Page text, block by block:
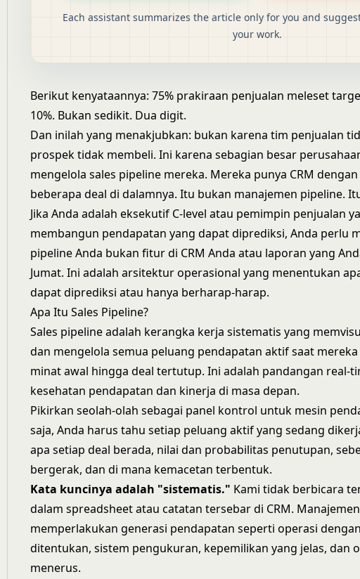
Each assistant summarizes the article only for you and
your work.
Berikut kenyataannya: 75% prakiraan penjualan meleset
10%. Bukan sedikit. Dua digit.
Dan inilah yang menakjubkan: bukan karena tim penjualan
prospek tidak membeli. Ini karena sebagian besar
mengelola sales pipeline mereka. Mereka punya CRM
beberapa deal di dalamnya. Itu bukan manajemen pipeline.
Jika Anda adalah eksekutif C-level atau pemimpin penjualan
membangun pendapatan yang dapat diprediksi, Anda perlu
pipeline Anda bukan fitur di CRM Anda atau laporan yang
Jumat. Ini adalah arsitektur operasional yang menentukan
dapat diprediksi atau hanya berharap-harap.
Apa Itu Sales Pipeline?
Sales pipeline adalah kerangka kerja sistematis yang
dan mengelola semua peluang pendapatan aktif saat
minat awal hingga deal tertutup. Ini adalah pandangan real-
kesehatan pendapatan dan kinerja di masa depan.
Pikirkan seolah-olah sebagai panel kontrol untuk mesin
saja, Anda harus tahu setiap peluang aktif yang sedang
apa setiap deal berada, nilai dan probabilitas penutupan,
bergerak, dan di mana kemacetan terbentuk.
Kata kuncinya adalah "sistematis." Kami tidak berbicara
dalam spreadsheet atau catatan tersebar di CRM.
memperlakukan generasi pendapatan seperti operasi
ditentukan, sistem pengukuran, kepemilikan yang jelas, dan
menerus.